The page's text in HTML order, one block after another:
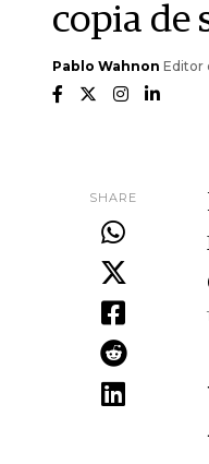
copia de
Pablo Wahnon Editor
SHARE